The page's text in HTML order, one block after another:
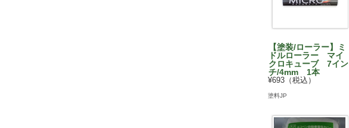
【塗装/ローラー】ミ
ドルローラー マイ
クロキューブ 7イン
チ/4mm 1本
¥693（税込）
塗料JP